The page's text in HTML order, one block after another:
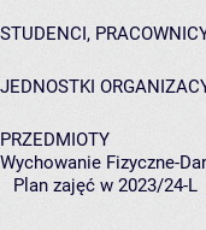
STUDENCI,
JEDNOSTKI
PRZEDMIOTY
Wychowanie Fizyczne-
Plan zajęć w 2023/24-L